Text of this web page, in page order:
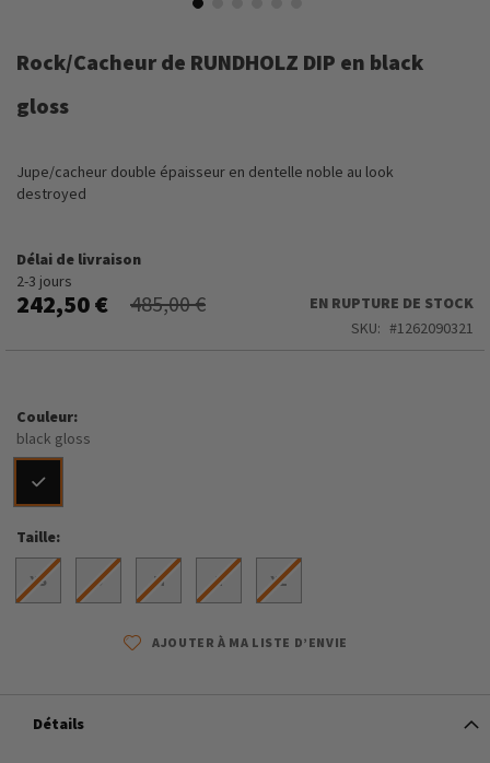
the
of
gallery
Rock/Cacheur de RUNDHOLZ DIP en black
gloss
Jupe/cacheur double épaisseur en dentelle noble au look
destroyed
Délai de livraison
2-3 jours
242,50 € 485,00 €
EN RUPTURE DE STOCK
SKU
1262090321
Couleur
black gloss
Taille
XS S M L XL
AJOUTER À MA LISTE D’ENVIE
Détails